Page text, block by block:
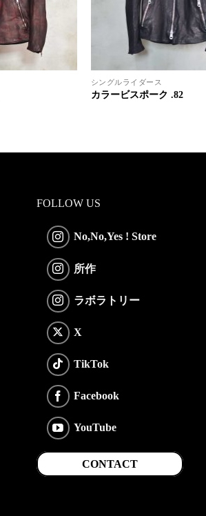
シングルライダース
カラービスポーク .82
FOLLOW US
No,No,Yes ! Store
所作
ラボラトリー
X
TikTok
Facebook
YouTube
CONTACT